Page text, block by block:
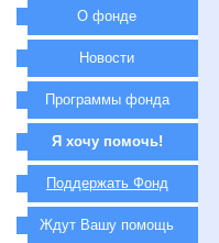
О фонде
Новости
Программы фонда
Я хочу помочь!
Поддержать Фонд
Ждут Вашу помощь